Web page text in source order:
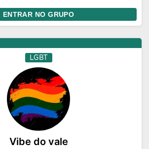
ENTRAR NO GRUPO
LGBT
Vibe do vale